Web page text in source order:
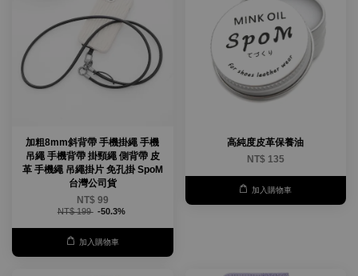
加粗8mm斜背帶 手機掛繩 手機
吊繩 手機背帶 掛頸繩 側背帶 皮
革 手機繩 吊繩掛片 免孔掛 SpoM
台灣公司貨
NT$ 99
NT$ 199 -50.3%
加入購物車
高純度皮革保養油
NT$ 135
加入購物車